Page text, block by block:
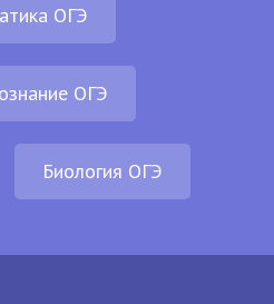
ОГЭ
ОГЭ
Биология ОГЭ